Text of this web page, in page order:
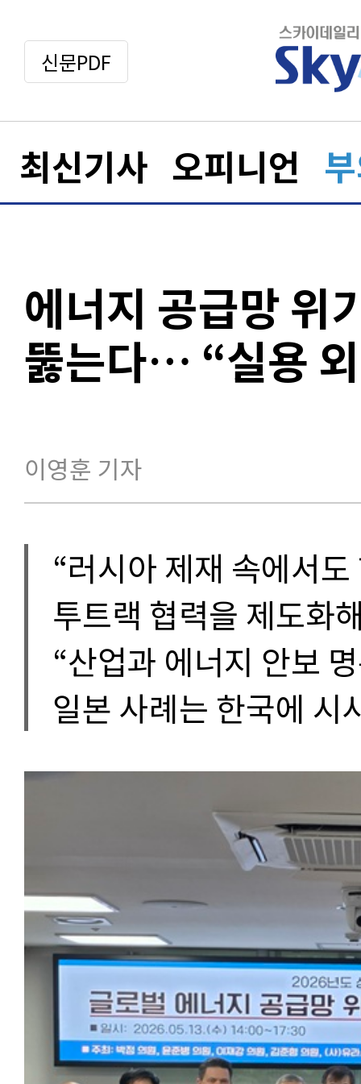
신문PDF
최신기사 오피니언
에너지 공급망 위
뚫는다… “실용
이영훈 기자
“러시아 제재 속에서
투트랙 협력을 제도화
“산업과 에너지 안보
일본 사례는 한국에 시